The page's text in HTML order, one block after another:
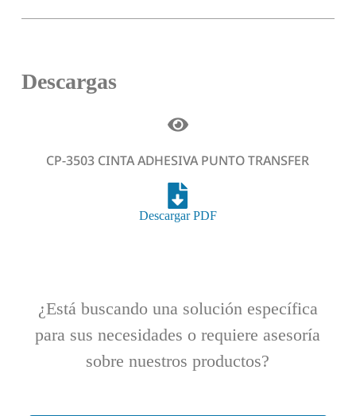
Descargas
CP-3503 CINTA ADHESIVA PUNTO TRANSFER
Descargar PDF
¿Está buscando una solución específica
para sus necesidades o requiere asesoría
sobre nuestros productos?